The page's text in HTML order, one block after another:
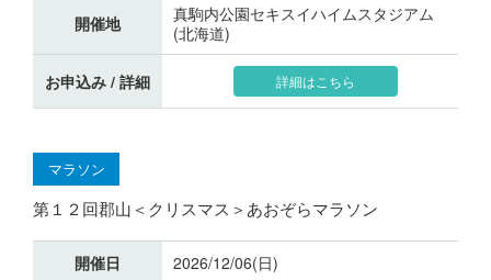
開催地
真駒内公園セキスイハイムスタジアム
(北海道)
お申込み / 詳細 詳細はこちら
マラソン
第１２回郡山＜クリスマス＞あおぞらマラソン
開催日
2026/12/06(日)